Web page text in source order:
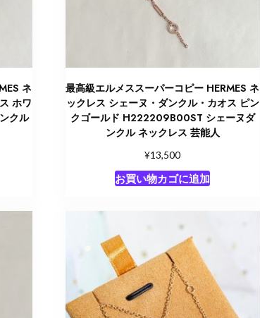
ネ
ホワ
クル
最高級エルメススーパーコピー HERMES ネ
ックレス シェーヌ・ダンクル・カオス ピン
クゴールド H222209B00ST シェーヌダ
ンクル ネックレス 芸能人
¥13,500
お買い物カゴに追加